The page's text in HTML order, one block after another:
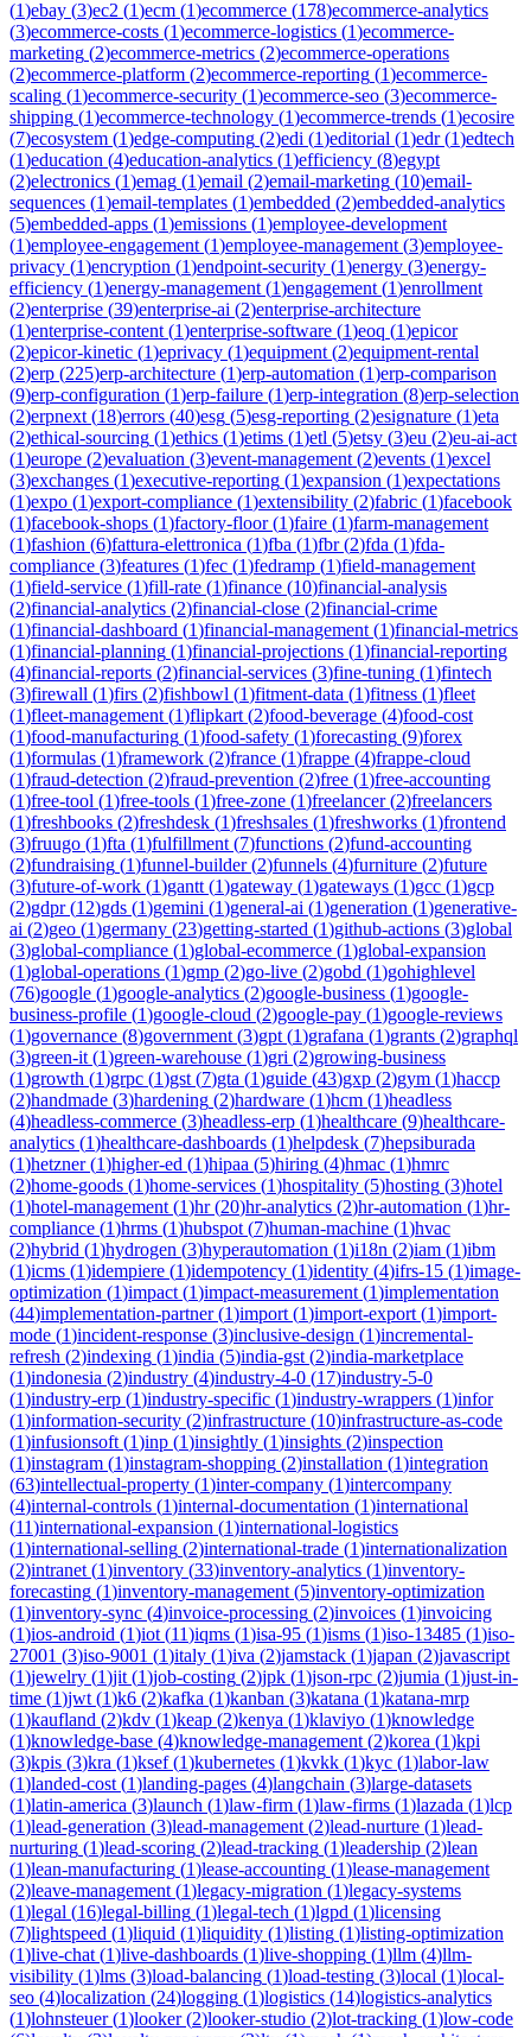
(1)ebay (3)ec2 (1)ecm (1)ecommerce (178)ecommerce-analytics
(3)ecommerce-costs (1)ecommerce-logistics (1)ecommerce-
marketing (2)ecommerce-metrics (2)ecommerce-operations
(2)ecommerce-platform (2)ecommerce-reporting (1)ecommerce-
scaling (1)ecommerce-security (1)ecommerce-seo (3)ecommerce-
shipping (1)ecommerce-technology (1)ecommerce-trends (1)ecosire
(7)ecosystem (1)edge-computing (2)edi (1)editorial (1)edr(1)edtech
(1)education (4)education-analytics (1)efficiency (8)egypt
(2)electronics (1)emag (1)email (2)email-marketing (10)email-
sequences (1)email-templates (1)embedded (2)embedded-analytics
(5)embedded-apps (1)emissions (1)employee-development
(1)employee-engagement (1)employee-management (3)employee-
privacy (1)encryption (1)endpoint-security (1)energy (3)energy-
efficiency (1)energy-management (1)engagement (1)enrollment
(2)enterprise (39)enterprise-ai (2)enterprise-architecture
(1)enterprise-content (1)enterprise-software (1)eoq (1)epicor
(2)epicor-kinetic (1)eprivacy (1)equipment (2)equipment-rental
(2)erp (225)erp-architecture (1)erp-automation (1)erp-comparison
(9)erp-configuration (1)erp-failure (1)erp-integration (8)erp-selection
(2)erpnext (18)errors (40)esg (5)esg-reporting (2)esignature (1)eta
(2)ethical-sourcing (1)ethics (1)etims (1)etl (5)etsy (3)eu (2)eu-ai-act
(1)europe (2)evaluation (3)event-management (2)events (1)excel
(3)exchanges (1)executive-reporting (1)expansion (1)expectations
(1)expo (1)export-compliance (1)extensibility (2)fabric (1)facebook
(1)facebook-shops (1)factory-floor(1)faire (1)farm-management
(1)fashion (6)fattura-elettronica (1)fba (1)fbr(2)fda (1)fda-
compliance (3)features (1)fec (1)fedramp (1)field-management
(1)field-service (1)fill-rate (1)finance (10)financial-analysis
(2)financial-analytics (2)financial-close (2)financial-crime
(1)financial-dashboard (1)financial-management (1)financial-metrics
(1)financial-planning (1)financial-projections (1)financial-reporting
(4)financial-reports (2)financial-services (3)fine-tuning (1)fintech
(3)firewall (1)firs (2)fishbowl (1)fitment-data (1)fitness (1)fleet
(1)fleet-management (1)flipkart (2)food-beverage (4)food-cost
(1)food-manufacturing (1)food-safety (1)forecasting (9)forex
(1)formulas (1)framework (2)france (1)frappe (4)frappe-cloud
(1)fraud-detection (2)fraud-prevention (2)free (1)free-accounting
(1)free-tool (1)free-tools (1)free-zone (1)freelancer(2)freelancers
(1)freshbooks (2)freshdesk (1)freshsales (1)freshworks (1)frontend
(3)fruugo (1)fta (1)fulfillment (7)functions (2)fund-accounting
(2)fundraising (1)funnel-builder(2)funnels (4)furniture (2)future
(3)future-of-work (1)gantt (1)gateway (1)gateways (1)gcc (1)gcp
(2)gdpr(12)gds (1)gemini (1)general-ai (1)generation (1)generative-
ai (2)geo (1)germany (23)getting-started (1)github-actions (3)global
(3)global-compliance (1)global-ecommerce (1)global-expansion
(1)global-operations (1)gmp (2)go-live (2)gobd (1)gohighlevel
(76)google (1)google-analytics (2)google-business (1)google-
business-profile (1)google-cloud (2)google-pay (1)google-reviews
(1)governance (8)government (3)gpt (1)grafana (1)grants (2)graphql
(3)green-it (1)green-warehouse (1)gri (2)growing-business
(1)growth (1)grpc (1)gst (7)gta (1)guide (43)gxp (2)gym (1)haccp
(2)handmade (3)hardening (2)hardware (1)hcm (1)headless
(4)headless-commerce (3)headless-erp (1)healthcare (9)healthcare-
analytics (1)healthcare-dashboards (1)helpdesk (7)hepsiburada
(1)hetzner(1)higher-ed (1)hipaa (5)hiring (4)hmac (1)hmrc
(2)home-goods (1)home-services (1)hospitality (5)hosting (3)hotel
(1)hotel-management (1)hr(20)hr-analytics (2)hr-automation (1)hr-
compliance (1)hrms (1)hubspot (7)human-machine (1)hvac
(2)hybrid (1)hydrogen (3)hyperautomation (1)i18n (2)iam (1)ibm
(1)icms (1)idempiere (1)idempotency (1)identity (4)ifrs-15 (1)image-
optimization (1)impact (1)impact-measurement (1)implementation
(44)implementation-partner(1)import (1)import-export (1)import-
mode (1)incident-response (3)inclusive-design (1)incremental-
refresh (2)indexing (1)india (5)india-gst (2)india-marketplace
(1)indonesia (2)industry (4)industry-4-0 (17)industry-5-0
(1)industry-erp (1)industry-specific (1)industry-wrappers (1)infor
(1)information-security (2)infrastructure (10)infrastructure-as-code
(1)infusionsoft (1)inp (1)insightly (1)insights (2)inspection
(1)instagram (1)instagram-shopping (2)installation (1)integration
(63)intellectual-property (1)inter-company (1)intercompany
(4)internal-controls (1)internal-documentation (1)international
(11)international-expansion (1)international-logistics
(1)international-selling (2)international-trade (1)internationalization
(2)intranet (1)inventory (33)inventory-analytics (1)inventory-
forecasting (1)inventory-management (5)inventory-optimization
(1)inventory-sync (4)invoice-processing (2)invoices (1)invoicing
(1)ios-android (1)iot (11)iqms (1)isa-95 (1)isms (1)iso-13485 (1)iso-
27001 (3)iso-9001 (1)italy (1)iva (2)jamstack (1)japan (2)javascript
(1)jewelry (1)jit (1)job-costing (2)jpk (1)json-rpc (2)jumia (1)just-in-
time (1)jwt (1)k6 (2)kafka (1)kanban (3)katana (1)katana-mrp
(1)kaufland (2)kdv (1)keap (2)kenya (1)klaviyo (1)knowledge
(1)knowledge-base (4)knowledge-management (2)korea (1)kpi
(3)kpis (3)kra (1)ksef(1)kubernetes (1)kvkk (1)kyc (1)labor-law
(1)landed-cost (1)landing-pages (4)langchain (3)large-datasets
(1)latin-america (3)launch (1)law-firm (1)law-firms (1)lazada (1)lcp
(1)lead-generation (3)lead-management (2)lead-nurture (1)lead-
nurturing (1)lead-scoring (2)lead-tracking (1)leadership (2)lean
(1)lean-manufacturing (1)lease-accounting (1)lease-management
(2)leave-management (1)legacy-migration (1)legacy-systems
(1)legal (16)legal-billing (1)legal-tech (1)lgpd (1)licensing
(7)lightspeed (1)liquid (1)liquidity (1)listing (1)listing-optimization
(1)live-chat (1)live-dashboards (1)live-shopping (1)llm (4)llm-
visibility (1)lms (3)load-balancing (1)load-testing (3)local (1)local-
seo (4)localization (24)logging (1)logistics (14)logistics-analytics
(1)lohnsteuer(1)looker(2)looker-studio (2)lot-tracking (1)low-code